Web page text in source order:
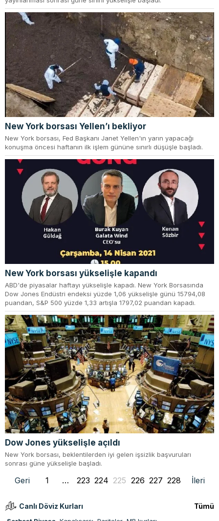
New York borsası Yellen’ı bekliyor
New York borsası, Fed Başkanı Janet Yellen'ın yarın yapacağı
konuşma öncesi haftanın ilk işlem gününe sınırlı düşüşle başladı.
New York borsası yükselişle kapandı
ABD'de piyasalar haftayı yükselişle kapadı. New York Borsasında
Dow Jones Endüstri endeksi yüzde 1,06 yükselişle günü 15794,08
puandan, S&P 500 yüzde 1,33 artışla 1797,02 puandan kapadı.
Dow Jones yükselişle açıldı
New York borsası, beklentilerden iyi gelen işsizlik başvuruları
sonrası güne yükselişle başladı.
Geri 1 … 223 224 225 226 227 228 İleri
Canlı Döviz Kurları Tümü